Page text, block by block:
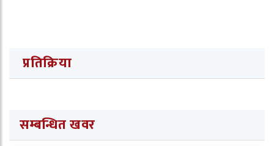
प्रतिक्रिया
सम्बन्धित खवर